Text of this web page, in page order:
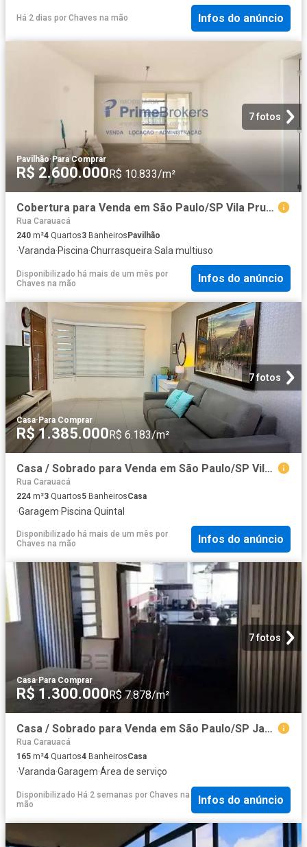
Há 2 dias por Chaves na mão Infos do anúncio
7 fotos
Pavilhão· Para Comprar
R$ 2.600.000 R$ 10.833/m²
Cobertura para Venda em São Paulo/SP Vila Prudente 4 Quartos
Rua Carauacá
240 m²4 Quartos3 Banheiros Pavilhão
·Varanda·Piscina·Churrasqueira·Sala multiuso
Disponibilizado há mais de um mês por
Chaves na mão
Infos do anúncio
7 fotos
Casa·Para Comprar
R$ 1.385.000R$ 6.183/m²
Casa / Sobrado para Venda em São Paulo/SP Vila Zelina 3 Quartos
Rua Carauacá
224 m²3 Quartos5 BanheirosCasa
·Garagem·Piscina·Quintal
Disponibilizado há mais de um mês por
Chaves na mão
Infos do anúncio
7 fotos
Casa· Para Comprar
R$ 1.300.000R$ 7.878/m²
Casa / Sobrado para Venda em São Paulo/SP Jardim Avelino 4 Quartos
Rua Carauacá
165 m²4 Quartos4 BanheirosCasa
·Varanda·Garagem·Área de serviço
Disponibilizado Há 2 semanas por Chaves na
mão
Infos do anúncio